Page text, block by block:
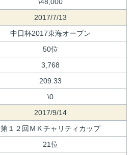
2017/7/13
中日杯2017東海オープン
50位
3,768
209.33
\0
2017/9/14
第１２回ＭＫチャリティカップ
21位